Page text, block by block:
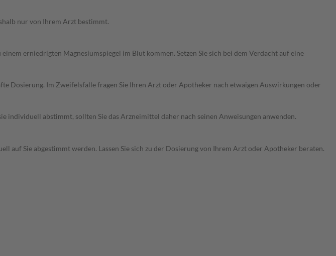
nur von Ihrem Arzt bestimmt.
erniedrigten Magnesiumspiegel im Blut kommen. Setzen Sie sich bei dem Verdacht auf eine
Dosierung. Im Zweifelsfalle fragen Sie Ihren Arzt oder Apotheker nach etwaigen Auswirkungen oder
individuell abstimmt, sollten Sie das Arzneimittel daher nach seinen Anweisungen anwenden.
Sie abgestimmt werden. Lassen Sie sich zu der Dosierung von Ihrem Arzt oder Apotheker beraten.